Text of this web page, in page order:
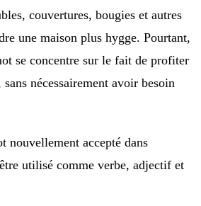
couvertures, bougies et autres
une maison plus hygge. Pourtant,
se concentre sur le fait de profiter
nécessairement avoir besoin
nouvellement accepté dans
utilisé comme verbe, adjectif et